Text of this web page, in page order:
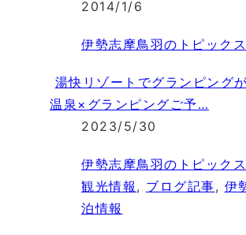
2014/1/6
伊勢志摩鳥羽のトピックス
湯快リゾートでグランピング
温泉×グランピングご予…
2023/5/30
伊勢志摩鳥羽のトピックス
観光情報 , ブログ記事, 伊
泊情報